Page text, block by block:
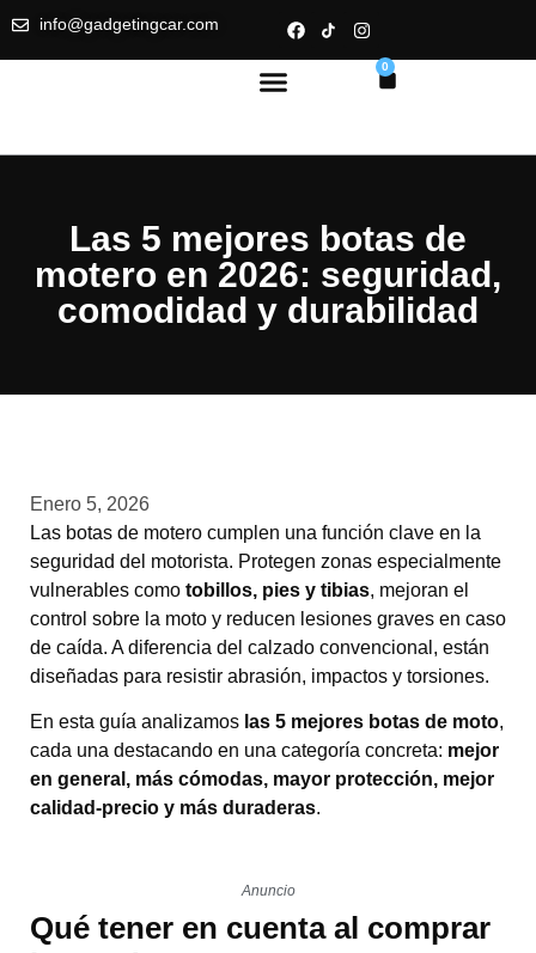
info@gadgetingcar.com
0
Las 5 mejores botas de
motero en 2026: seguridad,
comodidad y durabilidad
Enero 5, 2026
Las botas de motero cumplen una función clave en la
seguridad del motorista. Protegen zonas especialmente
vulnerables como tobillos, pies y tibias, mejoran el
control sobre la moto y reducen lesiones graves en caso
de caída. A diferencia del calzado convencional, están
diseñadas para resistir abrasión, impactos y torsiones.
En esta guía analizamos las 5 mejores botas de moto,
cada una destacando en una categoría concreta: mejor
en general, más cómodas, mayor protección, mejor
calidad-precio y más duraderas.
Anuncio
Qué tener en cuenta al comprar